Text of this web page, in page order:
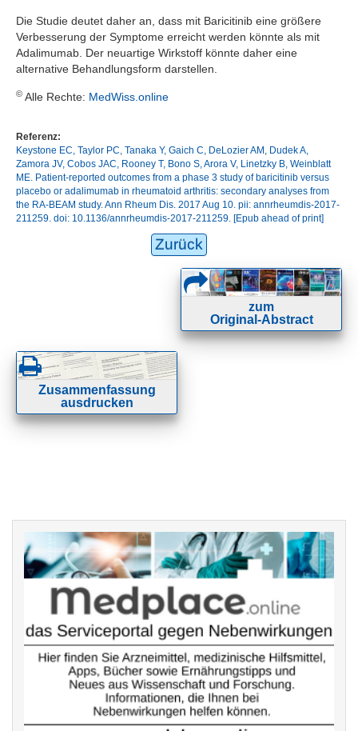
Die Studie deutet daher an, dass mit Baricitinib eine größere
Verbesserung der Symptome erreicht werden könnte als mit
Adalimumab. Der neuartige Wirkstoff könnte daher eine
alternative Behandlungsform darstellen.
© Alle Rechte: MedWiss.online
Referenz:
Keystone EC, Taylor PC, Tanaka Y, Gaich C, DeLozier AM, Dudek A,
Zamora JV, Cobos JAC, Rooney T, Bono S, Arora V, Linetzky B, Weinblatt
ME. Patient-reported outcomes from a phase 3 study of baricitinib versus
placebo or adalimumab in rheumatoid arthritis: secondary analyses from
the RA-BEAM study. Ann Rheum Dis. 2017 Aug 10. pii: annrheumdis-2017-
211259. doi: 10.1136/annrheumdis-2017-211259. [Epub ahead of print]
Zurück
zum
Original-Abstract
Zusammenfassung
ausdrucken